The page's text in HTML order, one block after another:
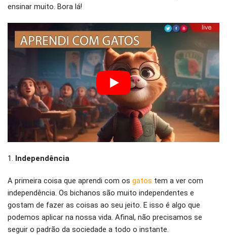
ensinar muito. Bora lá!
1. Independência
A primeira coisa que aprendi com os gatos tem a ver com
independência. Os bichanos são muito independentes e
gostam de fazer as coisas ao seu jeito. E isso é algo que
podemos aplicar na nossa vida. Afinal, não precisamos se
seguir o padrão da sociedade a todo o instante.